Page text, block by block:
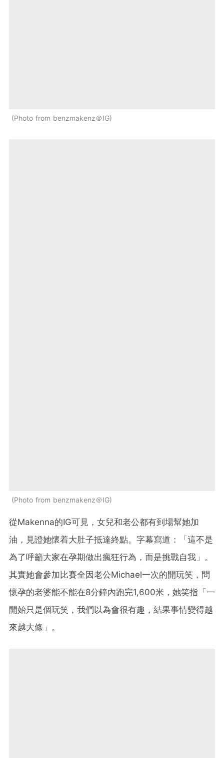
Photo from benzmakenz＠IG
Photo from benzmakenz＠IG
從Makenna的IG可見，女兒和老公都有到場幫她加
油，見證她懷着大肚子抵達終點。字幕寫道：「這不是
為了呼籲大家在孕期做出瘋狂行為，而是挑戰自我」。
其實她會參加比賽全因老公Michael一次的開玩笑，問
懷孕的老婆能不能在8分鐘內跑完1,600米，她笑指「一
開始只是個玩笑，我們以為會很有趣，結果事情變得越
來越大條」。